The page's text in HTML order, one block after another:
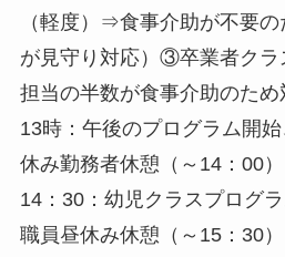
（軽度）⇒食事介助が不要
が見守り対応）③卒業者ク
担当の半数が食事介助のため
13時：午後のプログラム開
休み勤務者休憩（～14：00）
14：30：幼児クラスプログ
職員昼休み休憩（～15：30）